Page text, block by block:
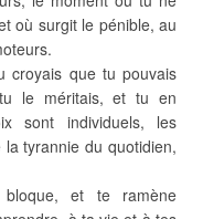
où surgit le pénible, au
croyais que tu pouvais
le méritais, et tu en
sont individuels, les
tyrannie du quotidien,
et te ramène